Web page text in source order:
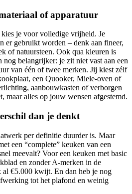
materiaal of apparatuur
je voor volledige vrijheid. Je
er gebruikt worden – denk aan fineer,
of natuursteen. Ook qua kleuren is
belangrijker: je zit niet vast aan een
van één of twee merken. Jij kiest zélf
een Quooker, Miele-oven of
aanbouwkasten of verborgen
maar alles op jouw wensen afgestemd.
dan je denkt
per definitie duurder is. Maar
een “complete” keuken van een
meevalt? Voor een keuken met basic
en zonder A-merken in de
al €5.000 kwijt. En dan heb je nog
tot het plafond en weinig